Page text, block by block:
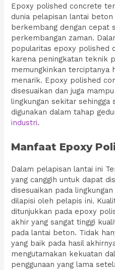
Epoxy polished concrete
dunia pelapisan lantai
berkembang dengan cepat
perkembangan zaman.
popularitas epoxy polished
karena peningkatan teknik
memungkinkan terciptanya
menarik. Epoxy polished
disesuaikan dan juga
lingkungan sekitar sehingga
digunakan dalam tahap
industri.
Manfaat Epoxy
Dalam pelapisan lantai ini
yang canggih untuk dapat
disesuaikan pada
dilapisi oleh pelapis ini.
ditunjukkan pada epoxy
akhir yang sangat tinggi
pada lantai beton. Tidak
yang baik pada hasil
mengutamakan kekuatan
penggunaan yang lama